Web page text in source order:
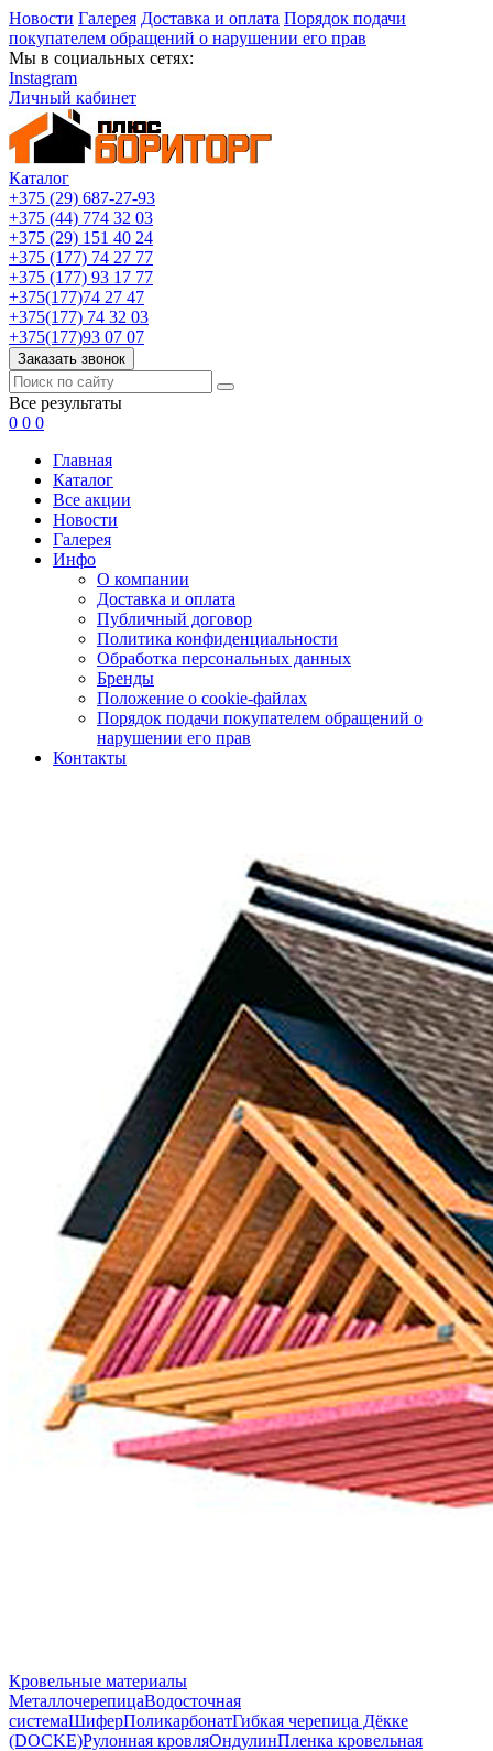
Новости Галерея Доставка и оплата Порядок подачи
покупателем обращений о нарушении его прав
Мы в социальных сетях:
Instagram
Личный кабинет
Каталог
+375 (29) 687-27-93
+375 (44) 774 32 03
+375 (29) 151 40 24
+375 (177) 74 27 77
+375 (177) 93 17 77
+375(177)74 27 47
+375(177) 74 32 03
+375(177)93 07 07
Заказать звонок
Все результаты
0 0 0
Главная
Каталог
Все акции
Новости
Галерея
Инфо
О компании
Доставка и оплата
Публичный договор
Политика конфиденциальности
Обработка персональных данных
Бренды
Положение о cookie-файлах
Порядок подачи покупателем обращений о
нарушении его прав
Контакты
Кровельные материалы
МеталлочерепицаВодосточная
системаШиферПоликарбонатГибкая черепица Дёкке
(DOCKE)Рулонная кровляОндулинПленка кровельная